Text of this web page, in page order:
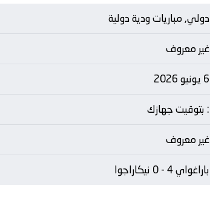
دولي, مباريات ودية دولية
غير معروف
6 يونيو 2026
: بتوقيت جهازك
غير معروف
باراغواي 4 - 0 نيكاراجوا